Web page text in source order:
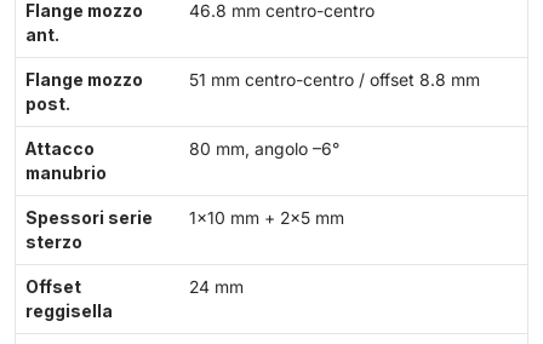
Flange mozzo
ant.
46.8 mm centro-centro
Flange mozzo
post.
51 mm centro-centro / offset 8.8 mm
Attacco
manubrio
80 mm, angolo –6°
Spessori serie
sterzo
1×10 mm + 2×5 mm
Offset
reggisella
24 mm